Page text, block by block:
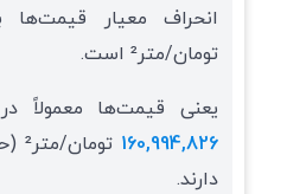
انحراف معیار قیمت‌ها
تومان/متر² است.
یعنی قیمت‌ها معمولاً در
160,994,826
دارند.